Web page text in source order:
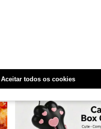
Aceitar todos os cookies